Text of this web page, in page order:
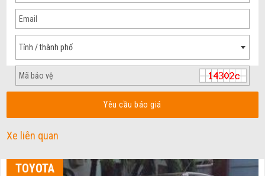
Tỉnh / thành phố
Yêu cầu báo giá
Xe liên quan
TOYOTA